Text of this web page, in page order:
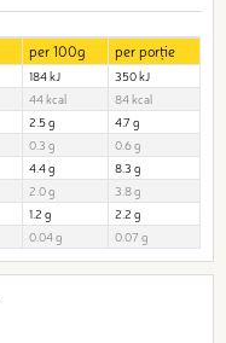
per 100g per porție
184 kJ
350 kJ
44 kcal
84 kcal
2.5 g
4.7 g
0.3 g
0.6 g
4.4 g
8.3 g
2.0 g
3.8 g
1.2 g
2.2 g
0.04 g 0.07 g